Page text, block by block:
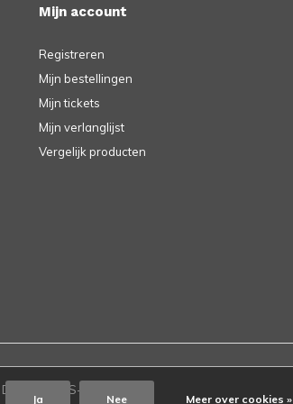
Mijn account
Registreren
Mijn bestellingen
Mijn tickets
Mijn verlanglijst
Vergelijk producten
DMWS RSS-feed
Ja Nee Meer over cookies »